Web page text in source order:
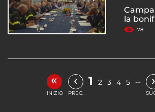
la
78
«
INIZIO
‹
PREC.
1 2 3 4 5 … ›